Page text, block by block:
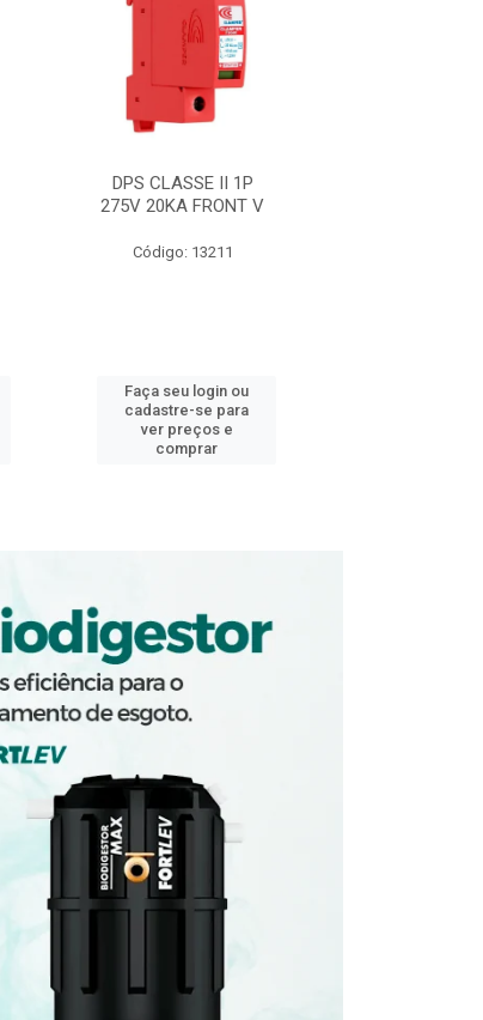
DPS CLASSE II 1P
275V 20KA FRONT V
Código: 13211
Faça seu login ou
cadastre-se para
ver preços e
comprar